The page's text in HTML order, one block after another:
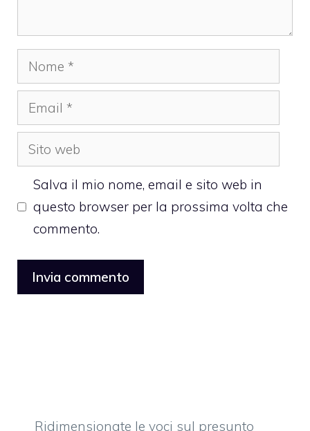
Nome
Email
Sito
web
Salva il mio nome, email e sito web in
questo browser per la prossima volta che
commento.
Ridimensionate le voci sul presunto